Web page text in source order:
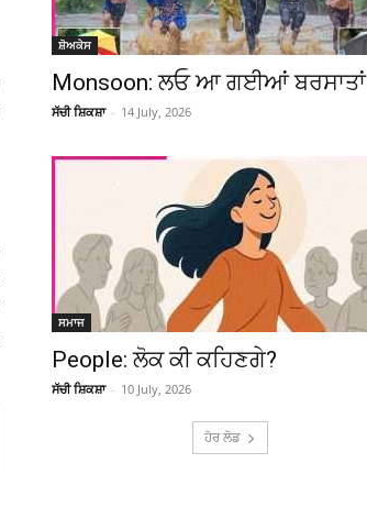
ਸ਼ੋਅਕੇਸ
Monsoon: ਲਓ ਆ ਗਈਆਂ ਬਰਸਾਤਾਂ
ਸੱਚੀ ਸ਼ਿਕਸ਼ਾ - 14 July, 2026
ਸਮਾਜ
People: ਲੋਕ ਕੀ ਕਹਿਣਗੇ?
ਸੱਚੀ ਸ਼ਿਕਸ਼ਾ - 10 July, 2026
ਹੋਰ ਲੋਡ